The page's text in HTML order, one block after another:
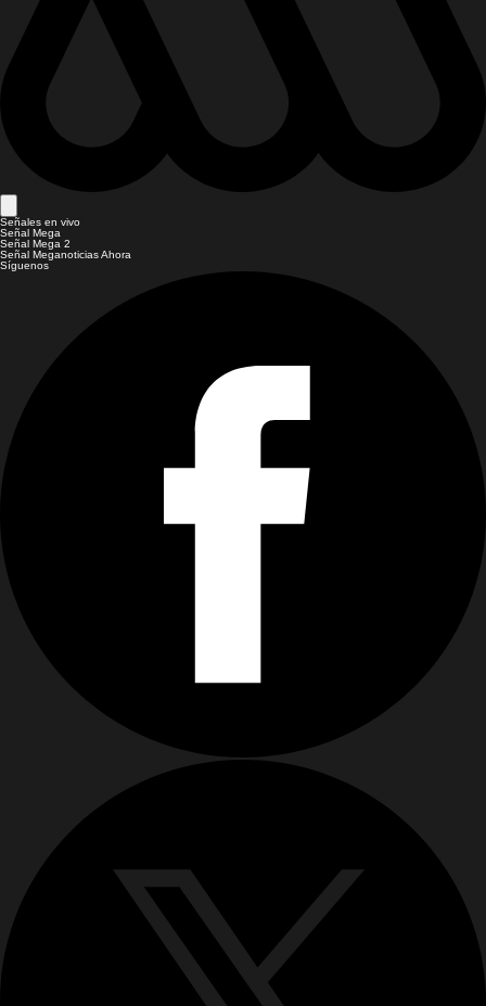
Señales en vivo
Señal Mega
Señal Mega 2
Señal Meganoticias Ahora
Síguenos